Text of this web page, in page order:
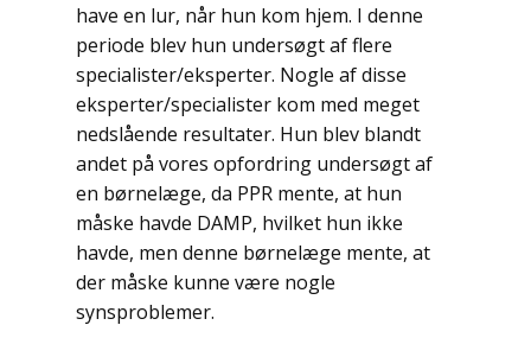
have en lur, når hun kom hjem. I denne
periode blev hun undersøgt af flere
specialister/eksperter. Nogle af disse
eksperter/specialister kom med meget
nedslående resultater. Hun blev blandt
andet på vores opfordring undersøgt af
en børnelæge, da PPR mente, at hun
måske havde DAMP, hvilket hun ikke
havde, men denne børnelæge mente, at
der måske kunne være nogle
synsproblemer.